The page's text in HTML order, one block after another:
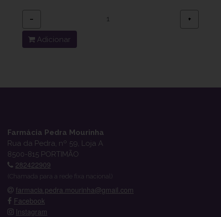
− +
Adicionar
Farmácia Pedra Mourinha
Rua da Pedra, nº 59, Loja A
8500-815 PORTIMÃO
282422909
(Chamada para a rede fixa nacional)
farmacia.pedra.mourinha@gmail.com
Facebook
Instagram